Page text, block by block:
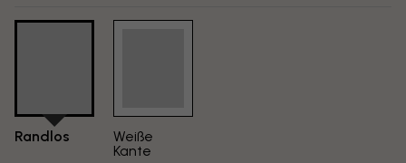
Randlos
Weiße
Kante